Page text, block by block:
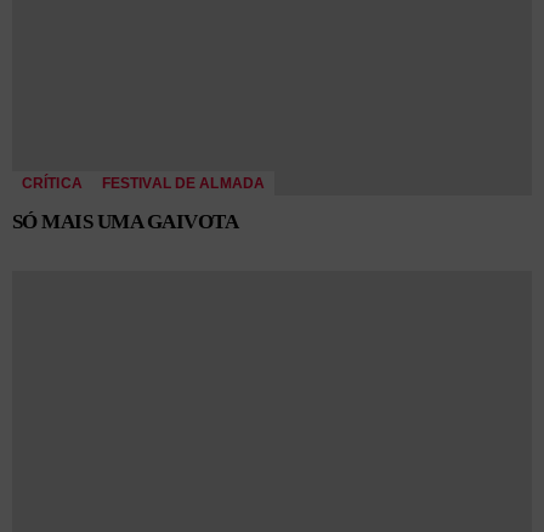
CRÍTICA FESTIVAL DE ALMADA
SÓ MAIS UMA GAIVOTA